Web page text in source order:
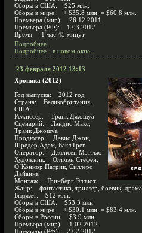
Сборы в США: $25 млн.
Сборы в мире: + $35.8 млн. = $60.8 млн.
Премьера (мир): 26.12.2011
Премьера (РФ): 1.03.2012
Время: 1 час 45 минут
Подробнее...
Подробнее - в новом окне...
23 февраля 2012 13:13
Хроника (2012)
Год выпуска: 2012 год
Страна: Великобритания,
США
Режиссер: Транк Джошуа
Сценарий: Лэндис Макс,
Транк Джошуа
Продюсер: Дэвис Джон,
Шредер Адам, Бакл Грег
Оператор: Дженсен Мэттью
Художник: Олтмэн Стефен,
О’Коннор Патрик, Силлерс
Дайанна
Монтаж: Гринберг Эллиот
Жанр: фантастика, триллер, боевик, драма
Бюджет: $12 млн.
Сборы в США: $53.3 млн.
Сборы в мире: + $30.1 млн. = $83.4 млн.
Сборы в России: $3.9 млн.
Премьера (мир): 1.02.2012
Премьера (РФ): 2.02.2012